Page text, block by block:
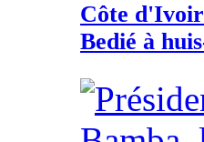
Côte
Bedié à